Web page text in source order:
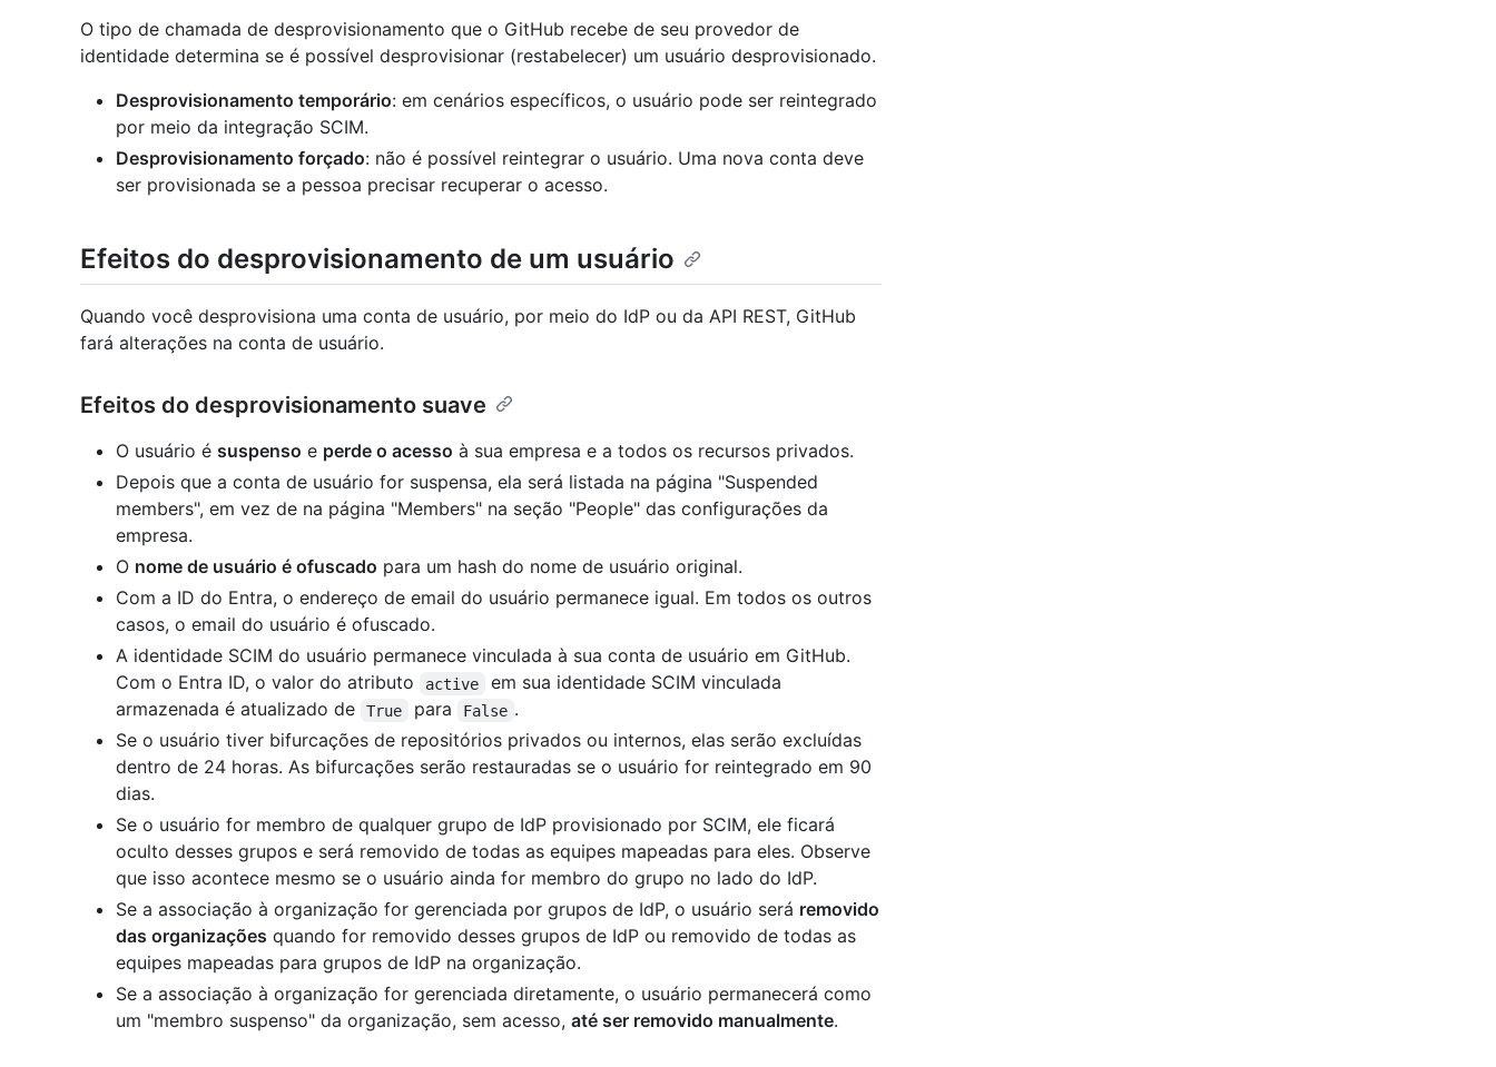
O tipo de chamada de desprovisionamento que o GitHub recebe de seu provedor de
identidade determina se é possível desprovisionar (restabelecer) um usuário desprovisionado.
Desprovisionamento temporário: em cenários específicos, o usuário pode ser reintegrado
por meio da integração SCIM.
Desprovisionamento forçado: não é possível reintegrar o usuário. Uma nova conta deve
ser provisionada se a pessoa precisar recuperar o acesso.
Efeitos do desprovisionamento de um usuário
Quando você desprovisiona uma conta de usuário, por meio do IdP ou da API REST, GitHub
fará alterações na conta de usuário.
Efeitos do desprovisionamento suave
O usuário é suspenso e perde o acesso à sua empresa e a todos os recursos privados.
Depois que a conta de usuário for suspensa, ela será listada na página "Suspended
members", em vez de na página "Members" na seção "People" das configurações da
empresa.
O nome de usuário é ofuscado para um hash do nome de usuário original.
Com a ID do Entra, o endereço de email do usuário permanece igual. Em todos os outros
casos, o email do usuário é ofuscado.
A identidade SCIM do usuário permanece vinculada à sua conta de usuário em GitHub.
Com o Entra ID, o valor do atributo
active
em sua identidade SCIM vinculada
armazenada é atualizado de
True para False .
Se o usuário tiver bifurcações de repositórios privados ou internos, elas serão excluídas
dentro de 24 horas. As bifurcações serão restauradas se o usuário for reintegrado em 90
dias.
Se o usuário for membro de qualquer grupo de IdP provisionado por SCIM, ele ficará
oculto desses grupos e será removido de todas as equipes mapeadas para eles. Observe
que isso acontece mesmo se o usuário ainda for membro do grupo no lado do IdP.
Se a associação à organização for gerenciada por grupos de IdP, o usuário será removido
das organizações quando for removido desses grupos de IdP ou removido de todas as
equipes mapeadas para grupos de IdP na organização.
Se a associação à organização for gerenciada diretamente, o usuário permanecerá como
um "membro suspenso" da organização, sem acesso, até ser removido manualmente.